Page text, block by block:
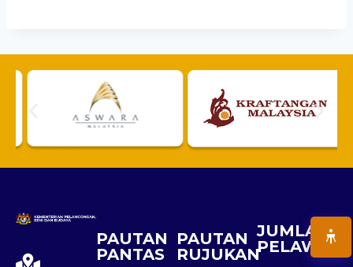
PAUTAN
PANTAS
PAUTAN
RUJUKAN
JUMLAH
PELAWAT